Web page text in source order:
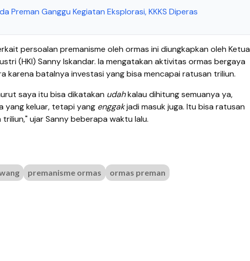
Preman Ganggu Kegiatan Eksplorasi, KKKS Diperas
persoalan premanisme oleh ormas ini diungkapkan oleh Ketua
(HKI) Sanny Iskandar. Ia mengatakan aktivitas ormas bergaya
karena batalnya investasi yang bisa mencapai ratusan triliun.
saya itu bisa dikatakan udahkalau dihitung semuanya ya,
yang keluar, tetapi yang enggakjadi masuk juga. Itu bisa ratusan
ujar Sanny beberapa waktu lalu.
premanisme ormas ormas preman